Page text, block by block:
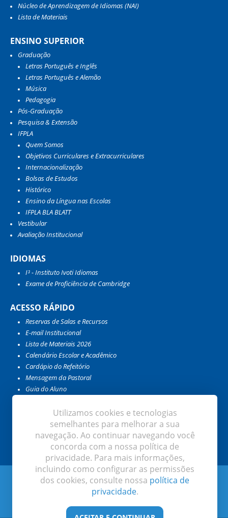
Núcleo de Aprendizagem de Idiomas (NAI)
Lista de Materiais
ENSINO SUPERIOR
Graduação
Letras Português e Inglês
Letras Português e Alemão
Música
Pedagogia
Pós-Graduação
Pesquisa & Extensão
IFPLA
Quem Somos
Objetivos Curriculares e Extracurriculares
Internacionalização
Bolsas de Estudos
Histórico
Ensino da Língua nas Escolas
IFPLA BLA BLATT
Vestibular
Avaliação Institucional
IDIOMAS
I³ - Instituto Ivoti Idiomas
Exame de Proficiência de Cambridge
ACESSO RÁPIDO
Reservas de Salas e Recursos
E-mail Institucional
Lista de Materiais 2026
Calendário Escolar e Acadêmico
Cardápio do Refeitório
Mensagem da Pastoral
Guia do Aluno
Catálogo da Biblioteca
Meu EduConnect
Encontro com as Profissões
Instituto de Educação Ivoti. Todos os direitos reservados
Utilizamos cookies e tecnologias
semelhantes para melhorar a sua
navegação. Ao continuar navegando você
concorda com a nossa política de
privacidade. Para mais informações,
incluindo como configurar as permissões
dos cookies, consulte nossa política de
privacidade.